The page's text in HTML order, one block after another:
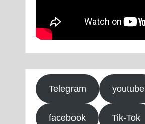
Telegram youtube
facebook Tik-Tok